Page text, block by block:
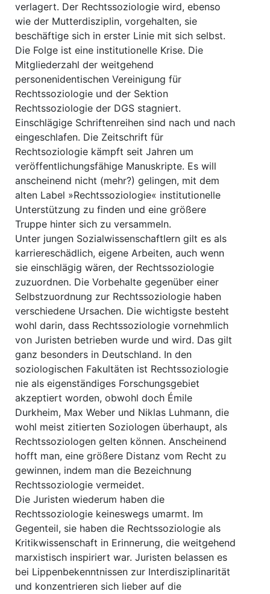
verlagert. Der Rechtssoziologie wird, ebenso
wie der Mutterdisziplin, vorgehalten, sie
beschäftige sich in erster Linie mit sich selbst.
Die Folge ist eine institutionelle Krise. Die
Mitgliederzahl der weitgehend
personenidentischen Vereinigung für
Rechtssoziologie und der Sektion
Rechtssoziologie der DGS stagniert.
Einschlägige Schriftenreihen sind nach und nach
eingeschlafen. Die Zeitschrift für
Rechtsoziologie kämpft seit Jahren um
veröffentlichungsfähige Manuskripte. Es will
anscheinend nicht (mehr?) gelingen, mit dem
alten Label »Rechtssoziologie« institutionelle
Unterstützung zu finden und eine größere
Truppe hinter sich zu versammeln.
Unter jungen Sozialwissenschaftlern gilt es als
karriereschädlich, eigene Arbeiten, auch wenn
sie einschlägig wären, der Rechtssoziologie
zuzuordnen. Die Vorbehalte gegenüber einer
Selbstzuordnung zur Rechtssoziologie haben
verschiedene Ursachen. Die wichtigste besteht
wohl darin, dass Rechtssoziologie vornehmlich
von Juristen betrieben wurde und wird. Das gilt
ganz besonders in Deutschland. In den
soziologischen Fakultäten ist Rechtssoziologie
nie als eigenständiges Forschungsgebiet
akzeptiert worden, obwohl doch Émile
Durkheim, Max Weber und Niklas Luhmann, die
wohl meist zitierten Soziologen überhaupt, als
Rechtssoziologen gelten können. Anscheinend
hofft man, eine größere Distanz vom Recht zu
gewinnen, indem man die Bezeichnung
Rechtssoziologie vermeidet.
Die Juristen wiederum haben die
Rechtssoziologie keineswegs umarmt. Im
Gegenteil, sie haben die Rechtssoziologie als
Kritikwissenschaft in Erinnerung, die weitgehend
marxistisch inspiriert war. Juristen belassen es
bei Lippenbekenntnissen zur Interdisziplinarität
und konzentrieren sich lieber auf die